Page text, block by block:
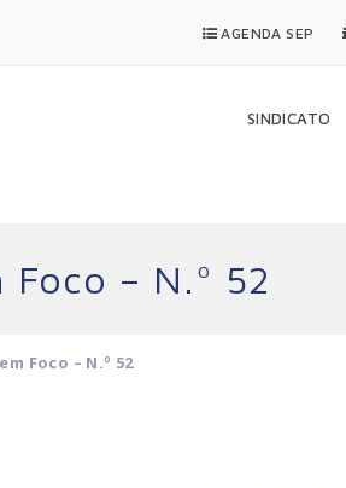
AGENDA SEP
SINDICATO
– N.º 52
Foco – N.º 52